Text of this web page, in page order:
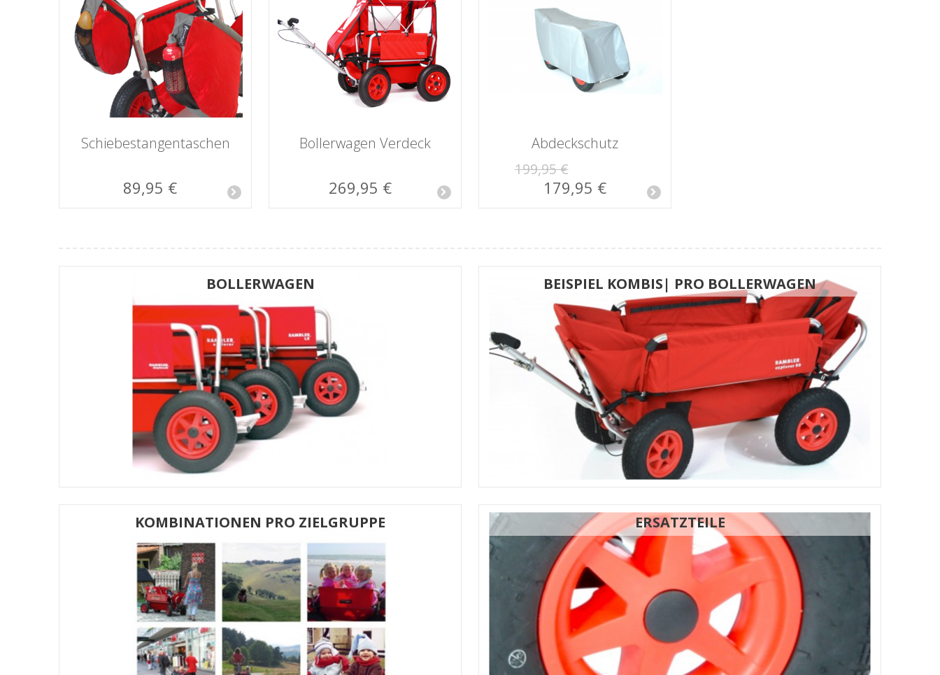
Schiebestangen­taschen
89,95 €
Bollerwagen Verdeck
269,95 €
Abdeckschutz
199,95 €
179,95 €
BOLLERWAGEN BEISPIEL KOMBIS| PRO BOLLERWAGEN
KOMBINATIONEN PRO ZIELGRUPPE ERSATZTEILE